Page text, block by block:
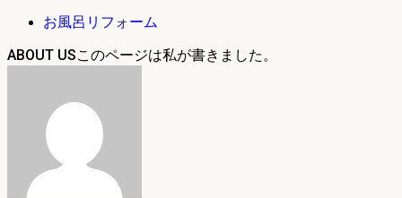
お風呂リフォーム
ABOUT US